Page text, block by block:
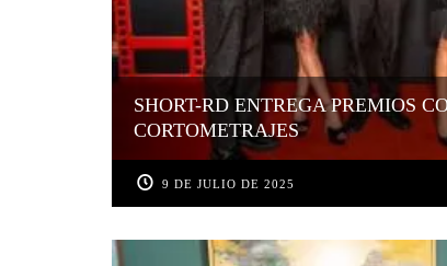
SHORT-RD ENTREGA PREMIOS
CORTOMETRAJES
9 DE JULIO DE 2025